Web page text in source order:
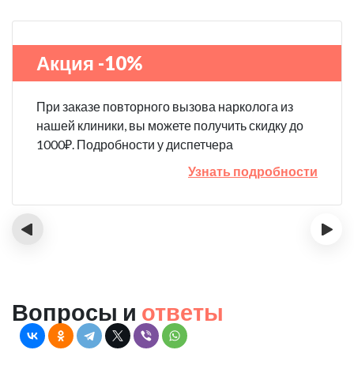
Акция -10%
При заказе повторного вызова нарколога из
нашей клиники, вы можете получить скидку до
1000₽. Подробности у диспетчера
Узнать подробности
‹ ›
Вопросы и ответы